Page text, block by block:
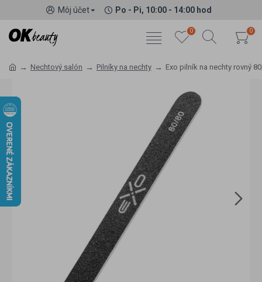
Môj účet Po - Pi, 10:00 - 14:00 hod
0 0
Nechtový salón Pilníky na nechty Exo pilník na nechty rovný